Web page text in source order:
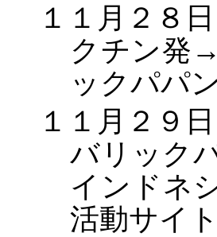
１１月２８日
クチン発
ックパパ
１１月２９日
バリック
インドネ
活動サイ